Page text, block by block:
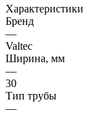
Характеристики
Бренд
—
Valtec
Ширина, мм
—
30
Тип трубы
—